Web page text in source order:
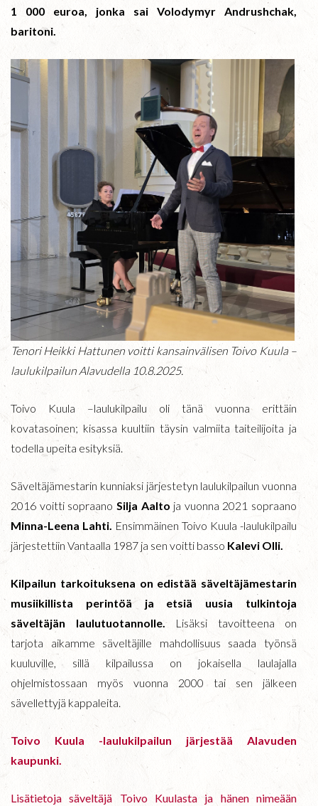
1 000 euroa, jonka sai Volodymyr Andrushchak,
baritoni.
Tenori Heikki Hattunen voitti kansainvälisen Toivo Kuula –
laulukilpailun Alavudella 10.8.2025.
Toivo Kuula –laulukilpailu oli tänä vuonna erittäin
kovatasoinen; kisassa kuultiin täysin valmiita taiteilijoita ja
todella upeita esityksiä.
Säveltäjämestarin kunniaksi järjestetyn laulukilpailun vuonna
2016 voitti sopraano Silja Aalto ja vuonna 2021 sopraano
Minna-Leena Lahti. Ensimmäinen Toivo Kuula -laulukilpailu
järjestettiin Vantaalla 1987 ja sen voitti basso Kalevi Olli.
Kilpailun tarkoituksena on edistää säveltäjämestarin
musiikillista perintöä ja etsiä uusia tulkintoja
säveltäjän laulutuotannolle.Lisäksi tavoitteena on
tarjota aikamme säveltäjille mahdollisuus saada työnsä
kuuluville, sillä kilpailussa on jokaisella laulajalla
ohjelmistossaan myös vuonna 2000 tai sen jälkeen
sävellettyjä kappaleita.
Toivo Kuula -laulukilpailun järjestää Alavuden
kaupunki.
Lisätietoja säveltäjä Toivo Kuulasta ja hänen nimeään